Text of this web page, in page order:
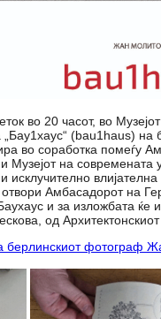
во 20 часот, во
(bau1haus) на
во соработка помеѓу
и Музејот на современата
исклучително
отвори Амбасадорот на
и за изложбата ќе
од
берлинскиот фотограф